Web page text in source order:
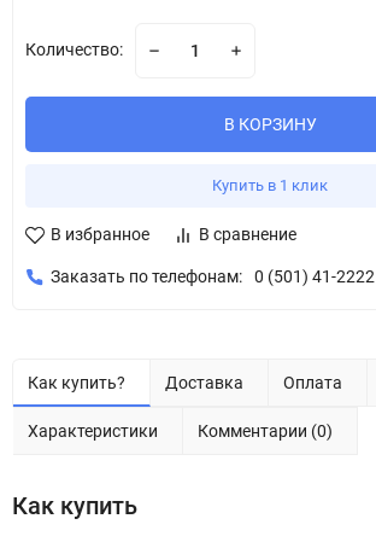
Количество:
В КОРЗИНУ
Купить в 1 клик
В избранное В сравнение
Заказать по телефонам: 0 (501) 41-2222
Как купить? Доставка Оплата
Характеристики Комментарии (0)
Как купить